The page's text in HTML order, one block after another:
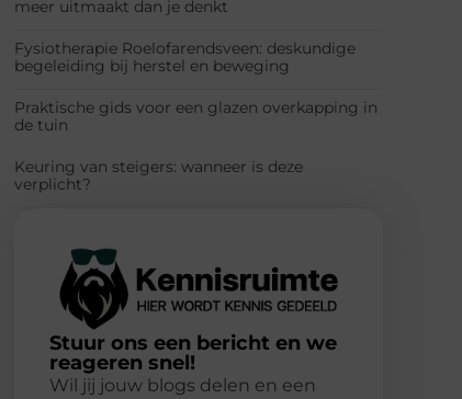
meer uitmaakt dan je denkt
Fysiotherapie Roelofarendsveen: deskundige
begeleiding bij herstel en beweging
Praktische gids voor een glazen overkapping in
de tuin
Keuring van steigers: wanneer is deze
verplicht?
Stuur ons een bericht en we
reageren snel!
Wil jij jouw blogs delen en een